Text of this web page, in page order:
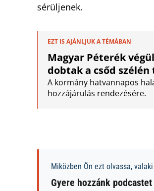
sérüljenek.
EZT IS AJÁNLJUK A TÉMÁBAN
Magyar Péterék
dobtak a csőd
A kormány hatvannapos
hozzájárulás rendezésére.
Miközben Ön ezt olvassa,
Gyere hozzánk